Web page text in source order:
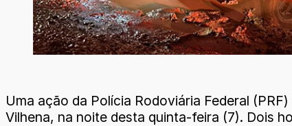
Uma ação da Polícia Rodoviária Federal
Vilhena, na noite desta quinta-feira (7). Dois